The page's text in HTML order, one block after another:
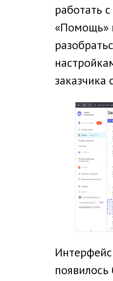
работать
«Помощь»
заказчика
Интерфейс